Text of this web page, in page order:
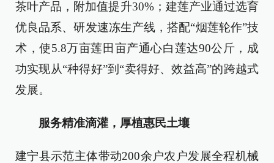
茶叶产品，附加值提升30%；建莲产业通过选育
优良品系、研发速冻生产线，搭配“烟莲轮作”技
术，使5.8万亩莲田亩产通心白莲达90公斤，成
功实现从“种得好”到“卖得好、效益高”的跨越式
发展。
服务精准滴灌，厚植惠民土壤
建宁县示范主体带动200余户农户发展全程机械